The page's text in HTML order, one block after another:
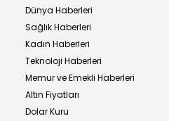
Dünya Haberleri
Sağlık Haberleri
Kadın Haberleri
Teknoloji Haberleri
Memur ve Emekli Haberleri
Altın Fiyatları
Dolar Kuru